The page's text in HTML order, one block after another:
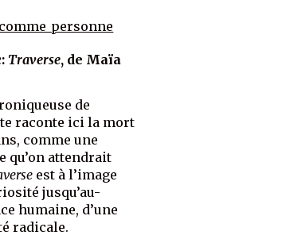
Traverse, de Maïa
de
raconte ici la mort
comme une
qu’on attendrait
est à l’image
jusqu’au-
humaine, d’une
radicale.